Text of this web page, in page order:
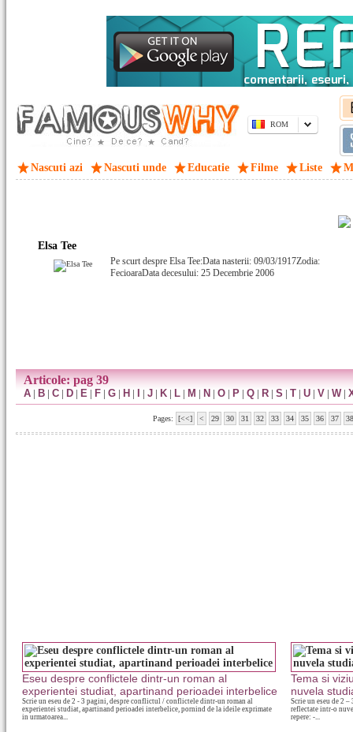
ROM
Nascuti azi Nascuti unde Educatie Filme Liste
Elsa Tee
Pe scurt despre Elsa Tee:Data nasterii: 09/03/1917Zodia:
FecioaraData decesului: 25 Decembrie 2006
Articole: pag 39
A | B | C | D | E | F | G | H | | J | K | L | M | N | O | P | Q | R | S | T | U | V | W|
Pages: [<<] < 29 30 31 32 33 34 35 36 37 38
Eseu despre conflictele dintr-un roman al
experientei studiat, apartinand perioadei interbelice
Scrie un eseu de 2 - 3 pagini, despre conflictul / conflictele dintr-un roman al
experientei studiat, apartinand perioadei interbelice, pornind de la ideile exprimate
in urmatoarea...
Tema si
nuvela
Scrie un eseu de 2
reflectate intr-o
repere: -...